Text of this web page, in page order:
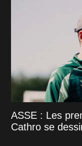
ASSE : Les
Cathro se